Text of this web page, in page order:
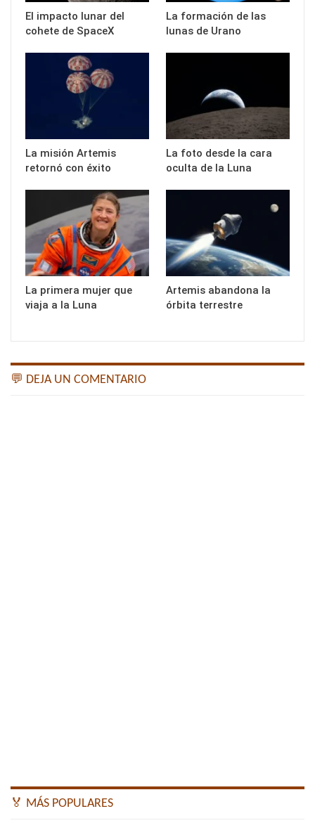
El impacto lunar del
cohete de SpaceX
La formación de las
lunas de Urano
La misión Artemis
retornó con éxito
La foto desde la cara
oculta de la Luna
La primera mujer que
viaja a la Luna
Artemis abandona la
órbita terrestre
💬 DEJA UN COMENTARIO
🏅 MÁS POPULARES